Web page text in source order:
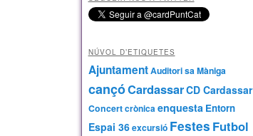
NÚVOL D’ETIQUETES
AjuntamentAuditori sa Màniga
cançóCardassarCD Cardassar
Concertcrònicaenquesta Entorn
Espai 36excursió Festes Futbol